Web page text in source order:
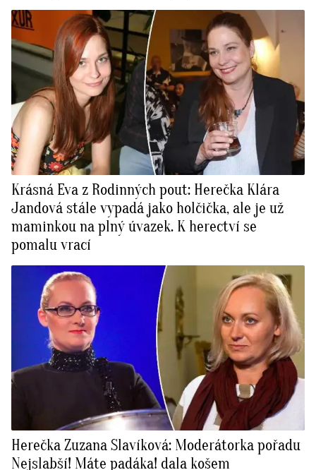
Krásná Eva z Rodinných pout: Herečka Klára
Jandová stále vypadá jako holčička, ale je už
maminkou na plný úvazek. K herectví se
pomalu vrací
Herečka Zuzana Slavíková: Moderátorka pořadu
Nejslabší! Máte padáka! dala košem